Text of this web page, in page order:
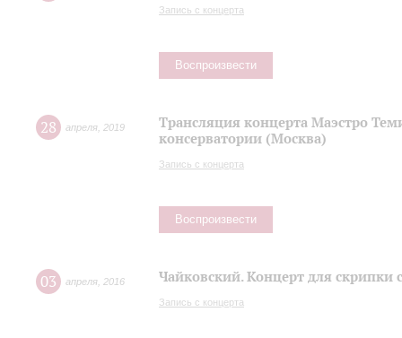
Запись с концерта
Воспроизвести
28 апреля 2019
Трансляция концерта Маэстро
консерватории (Москва)
Запись с концерта
Воспроизвести
03 апреля 2016 Чайковский. Концерт для скрипки
Запись с концерта